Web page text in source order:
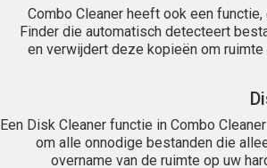
Combo Cleaner heeft ook een
Finder die automatisch detecteert
en verwijdert deze kopieën om ruimte
Een Disk Cleaner functie in Combo
om alle onnodige bestanden die
overname van de ruimte op uw